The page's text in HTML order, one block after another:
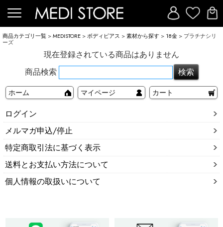
商品カテゴリ一覧 >MEDISTORE >ボディピアス >素材から探す > 18金 > プラチナシリ
ーズ
現在登録されている商品はありません
商品検索
ホーム マイページ カート
ログイン
メルマガ申込/停止
特定商取引法に基づく表示
送料とお支払い方法について
個人情報の取扱いについて